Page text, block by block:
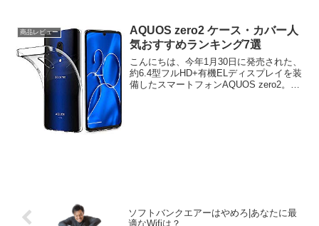
ったので、ゲーミングモニタ...
商品レビュー
AQUOS zero2 ケース・カバー人
気おすすめランキング7選
こんにちは、今年1月30日に発売された、
約6.4型フルHD+有機ELディスプレイを装
備したスマートフォンAQUOS zero2。今
ソフトバンクエアーはやめろ|あなたに最
適なWifiは？